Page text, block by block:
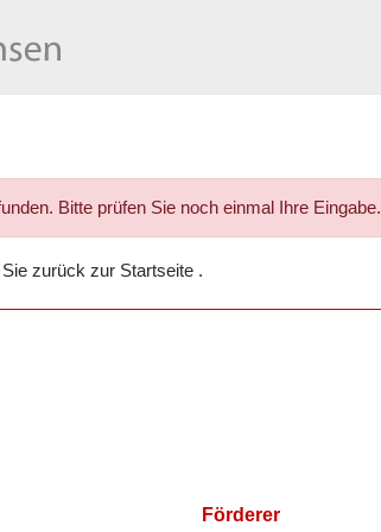
Bitte prüfen Sie noch einmal Ihre Eingabe.
Siezurück zur Startseite .
Förderer